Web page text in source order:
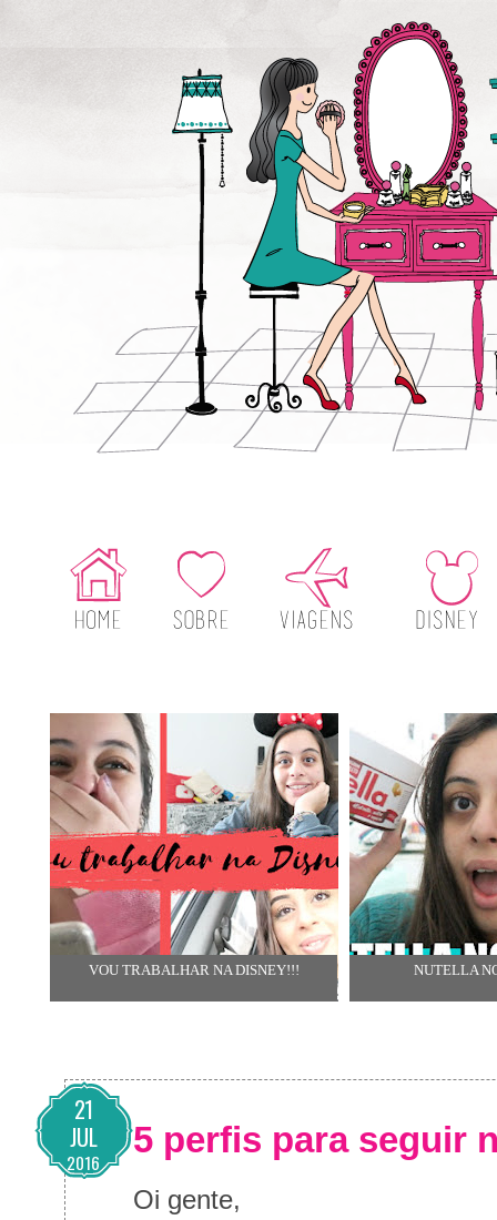
VOU TRABALHAR NA DISNEY!!! NUTELLA
21
JUL
2016
5 perfis para seguir
Oi gente,